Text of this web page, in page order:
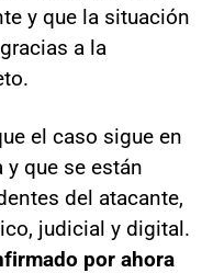
y que la situación
a la
el caso sigue en
que se están
del atacante,
judicial y digital.
por ahora